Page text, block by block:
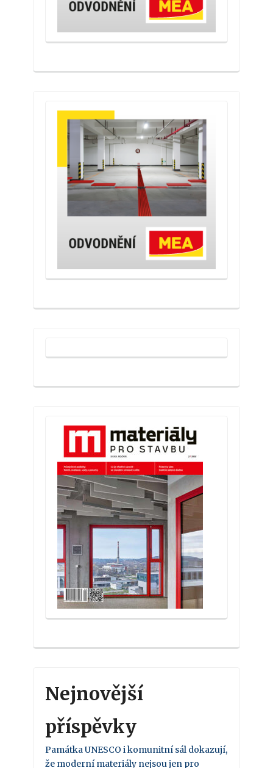
Nejnovější
příspěvky
Památka UNESCO i komunitní sál dokazují,
že moderní materiály nejsou jen pro